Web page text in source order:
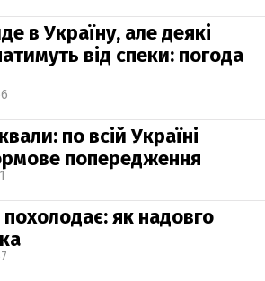
в Україну, але деякі
від спеки: погода
по всій Україні
попередження
як надовго